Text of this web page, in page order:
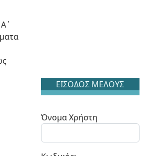
ΕΙΣΟΔΟΣ ΜΕΛΟΥΣ
Όνομα Χρήστη